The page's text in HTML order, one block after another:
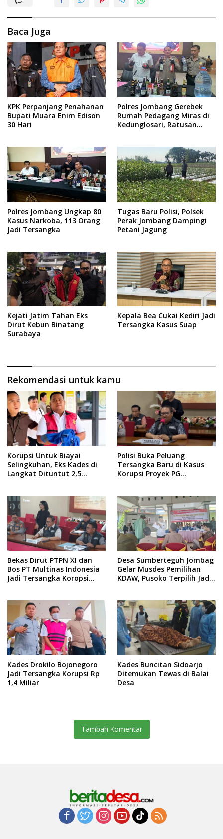
Baca Juga
KPK Perpanjang Penahanan
Bupati Muara Enim Edison
30 Hari
Polres Jombang Gerebek
Rumah Pedagang Miras di
Kedunglosari, Ratusan
Polres Jombang Ungkap 80
Kasus Narkoba, 113 Orang
Jadi Tersangka
Tugas Baru Polisi, Polsek
Perak Jombang Dampingi
Petani Jagung
Kejati Jatim Tahan Eks
Dirut Kebun Binatang
Surabaya
Kepala Bea Cukai Kediri Jadi
Tersangka Kasus Suap
Rekomendasi untuk kamu
Korupsi Untuk Biayai
Selingkuhan, Eks Kades di
Langkat Dituntut 2,5
Polisi Buka Peluang
Tersangka Baru di Kasus
Korupsi Proyek PG
Bekas Dirut PTPN XI dan
Bos PT Multinas Indonesia
Jadi Tersangka Koropsi
Desa Sumberteguh Jombag
Gelar Musdes Pemilihan
KDAW, Pusoko Terpilih Jadi
Kades Drokilo Bojonegoro
Jadi Tersangka Korupsi Rp
1,4 Miliar
Kades Buncitan Sidoarjo
Ditemukan Tewas di Balai
Desa
Tambah Komentar